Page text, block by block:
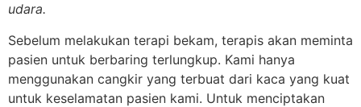
udara.
Sebelum melakukan terapi bekam, terapis akan meminta
pasien untuk berbaring terlungkup. Kami hanya
menggunakan cangkir yang terbuat dari kaca yang kuat
untuk keselamatan pasien kami. Untuk menciptakan